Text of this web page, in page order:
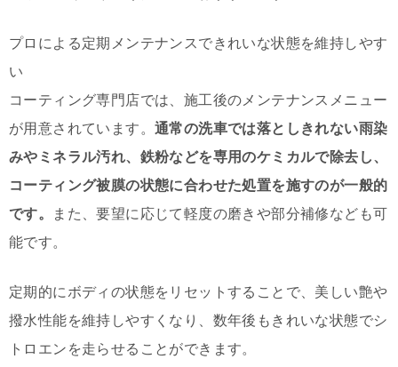
プロによる定期メンテナンスできれいな状態を維持しやす
い
コーティング専門店では、施工後のメンテナンスメニュー
が用意されています。 通常の洗車では落としきれない雨染
みやミネラル汚れ、鉄粉などを専用のケミカルで除去し、
コーティング被膜の状態に合わせた処置を施すのが一般的
です。
また、要望に応じて軽度の磨きや部分補修なども可
能です。
定期的にボディの状態をリセットすることで、美しい艶や
撥水性能を維持しやすくなり、数年後もきれいな状態でシ
トロエンを走らせることができます。